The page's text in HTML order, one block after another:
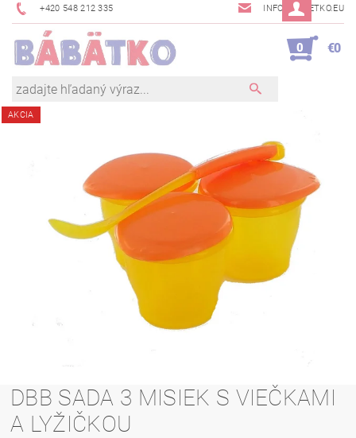
+420 548 212 335 INFO@BABETKO.EU
0 €0
AKCIA
DBB SADA 3 MISIEK S VIEČKAMI
A LYŽIČKOU